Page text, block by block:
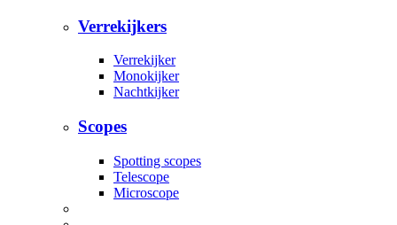
Verrekijkers
Verrekijker
Monokijker
Nachtkijker
Scopes
Spotting scopes
Telescope
Microscope